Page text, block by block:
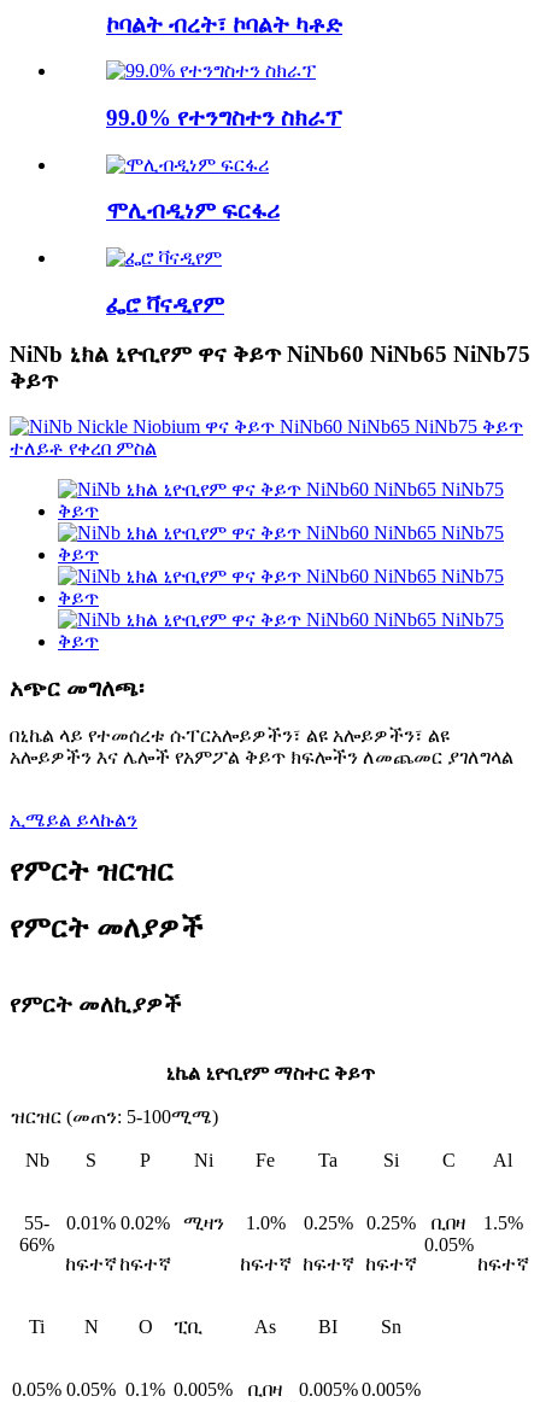
ኮባልት ብረት፣ ኮባልት ካቶድ
99.0% የተንግስተን ስክራፕ
ሞሊብዲነም ፍርፋሪ
ፌሮ ቫናዲየም
NiNb ኒክል ኒዮቢየም ዋና ቅይጥ NiNb60 NiNb65 NiNb75
ቅይጥ
አጭር መግለጫ፡
በኒኬል ላይ የተመሰረቱ ሱፐርአሎይዎችን፣ ልዩ አሎይዎችን፣ ልዩ
አሎይዎችን እና ሌሎች የአምፖል ቅይጥ ክፍሎችን ለመጨመር ያገለግላል
ኢሜይል ይላኩልን
የምርት ዝርዝር
የምርት መለያዎች
የምርት መለኪያዎች
ኒኬል ኒዮቢየም ማስተር ቅይጥ
ዝርዝር (መጠን: 5-100ሚሜ)
Nb S P Ni Fe Ta Si C Al
55-
66%
0.01%
ከፍተኛ
0.02%
ከፍተኛ
ሚዛን
1.0%
ከፍተኛ
0.25%
ከፍተኛ
0.25%
ከፍተኛ
ቢበዛ
0.05%
1.5%
ከፍተኛ
Ti N O ፒቢ As BI Sn
0.05% 0.05% 0.1% 0.005%
ቢበዛ
0.005% 0.005%